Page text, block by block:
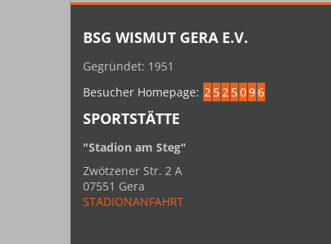
BSG WISMUT GERA E.V.
Gegründet: 1951
Besucher Homepage: 2 52 5096
SPORTSTÄTTE
"Stadion am Steg"
Zwötzener Str. 2 A
07551 Gera
STADIONANFAHRT